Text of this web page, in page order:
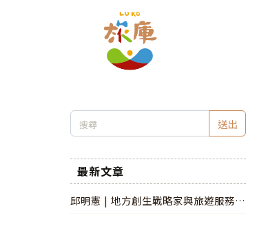
送出
最新文章
邱明憲 | 地方創生戰略家與旅遊服務設